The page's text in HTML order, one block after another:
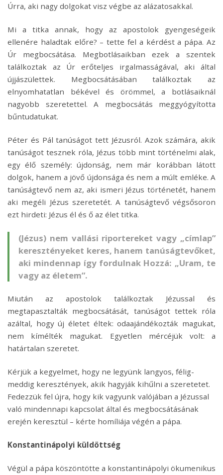
Úrra, aki nagy dolgokat visz végbe az alázatosakkal.
Mi a titka annak, hogy az apostolok gyengeségeik
ellenére haladtak előre? – tette fel a kérdést a pápa. Az
Úr megbocsátása. Megbotlásaikban ezek a szentek
találkoztak az Úr erőteljes irgalmasságával, aki által
újjászülettek. Megbocsátásában találkoztak az
elnyomhatatlan békével és örömmel, a botlásaiknál
nagyobb szeretettel. A megbocsátás meggyógyította
bűntudatukat.
Péter és Pál tanúságot tett Jézusról. Azok számára, akik
tanúságot tesznek róla, Jézus több mint történelmi alak,
egy élő személy: újdonság, nem már korábban látott
dolgok, hanem a jövő újdonsága és nem a múlt emléke. A
tanúságtevő nem az, aki ismeri Jézus történetét, hanem
aki megéli Jézus szeretetét. A tanúságtevő végsősoron
ezt hirdeti: Jézus él és ő az élet titka.
(Jézus) nem vallási riportereket vagy „címlap”
keresztényeket keres, hanem tanúságtevőket,
aki mindennap így fordulnak Hozzá: „Uram, te
vagy az életem”.
Miután az apostolok találkoztak Jézussal és
megtapasztalták megbocsátását, tanúságot tettek róla
azáltal, hogy új életet éltek: odaajándékozták magukat,
nem kímélték magukat. Egyetlen mércéjük volt: a
határtalan szeretet.
Kérjük a kegyelmet, hogy ne legyünk langyos, félig-
meddig keresztények, akik hagyják kihűlni a szeretetet.
Fedezzük fel újra, hogy kik vagyunk valójában a Jézussal
való mindennapi kapcsolat által és megbocsátásának
erején keresztül – kérte homíliája végén a pápa.
Konstantinápolyi küldöttség
Végül a pápa köszöntötte a konstantinápolyi ökumenikus